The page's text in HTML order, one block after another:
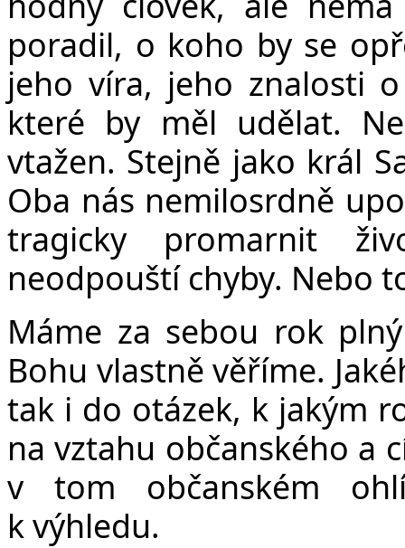
poradil, o koho by se
jeho víra, jeho znalosti
které by měl udělat.
vtažen. Stejně jako král
Oba nás nemilosrdně
tragicky promarnit
neodpouští chyby. Nebo
Máme za sebou rok
Bohu vlastně věříme.
tak i do otázek, k jakým
na vztahu občanského a
v tom občanském
k výhledu.